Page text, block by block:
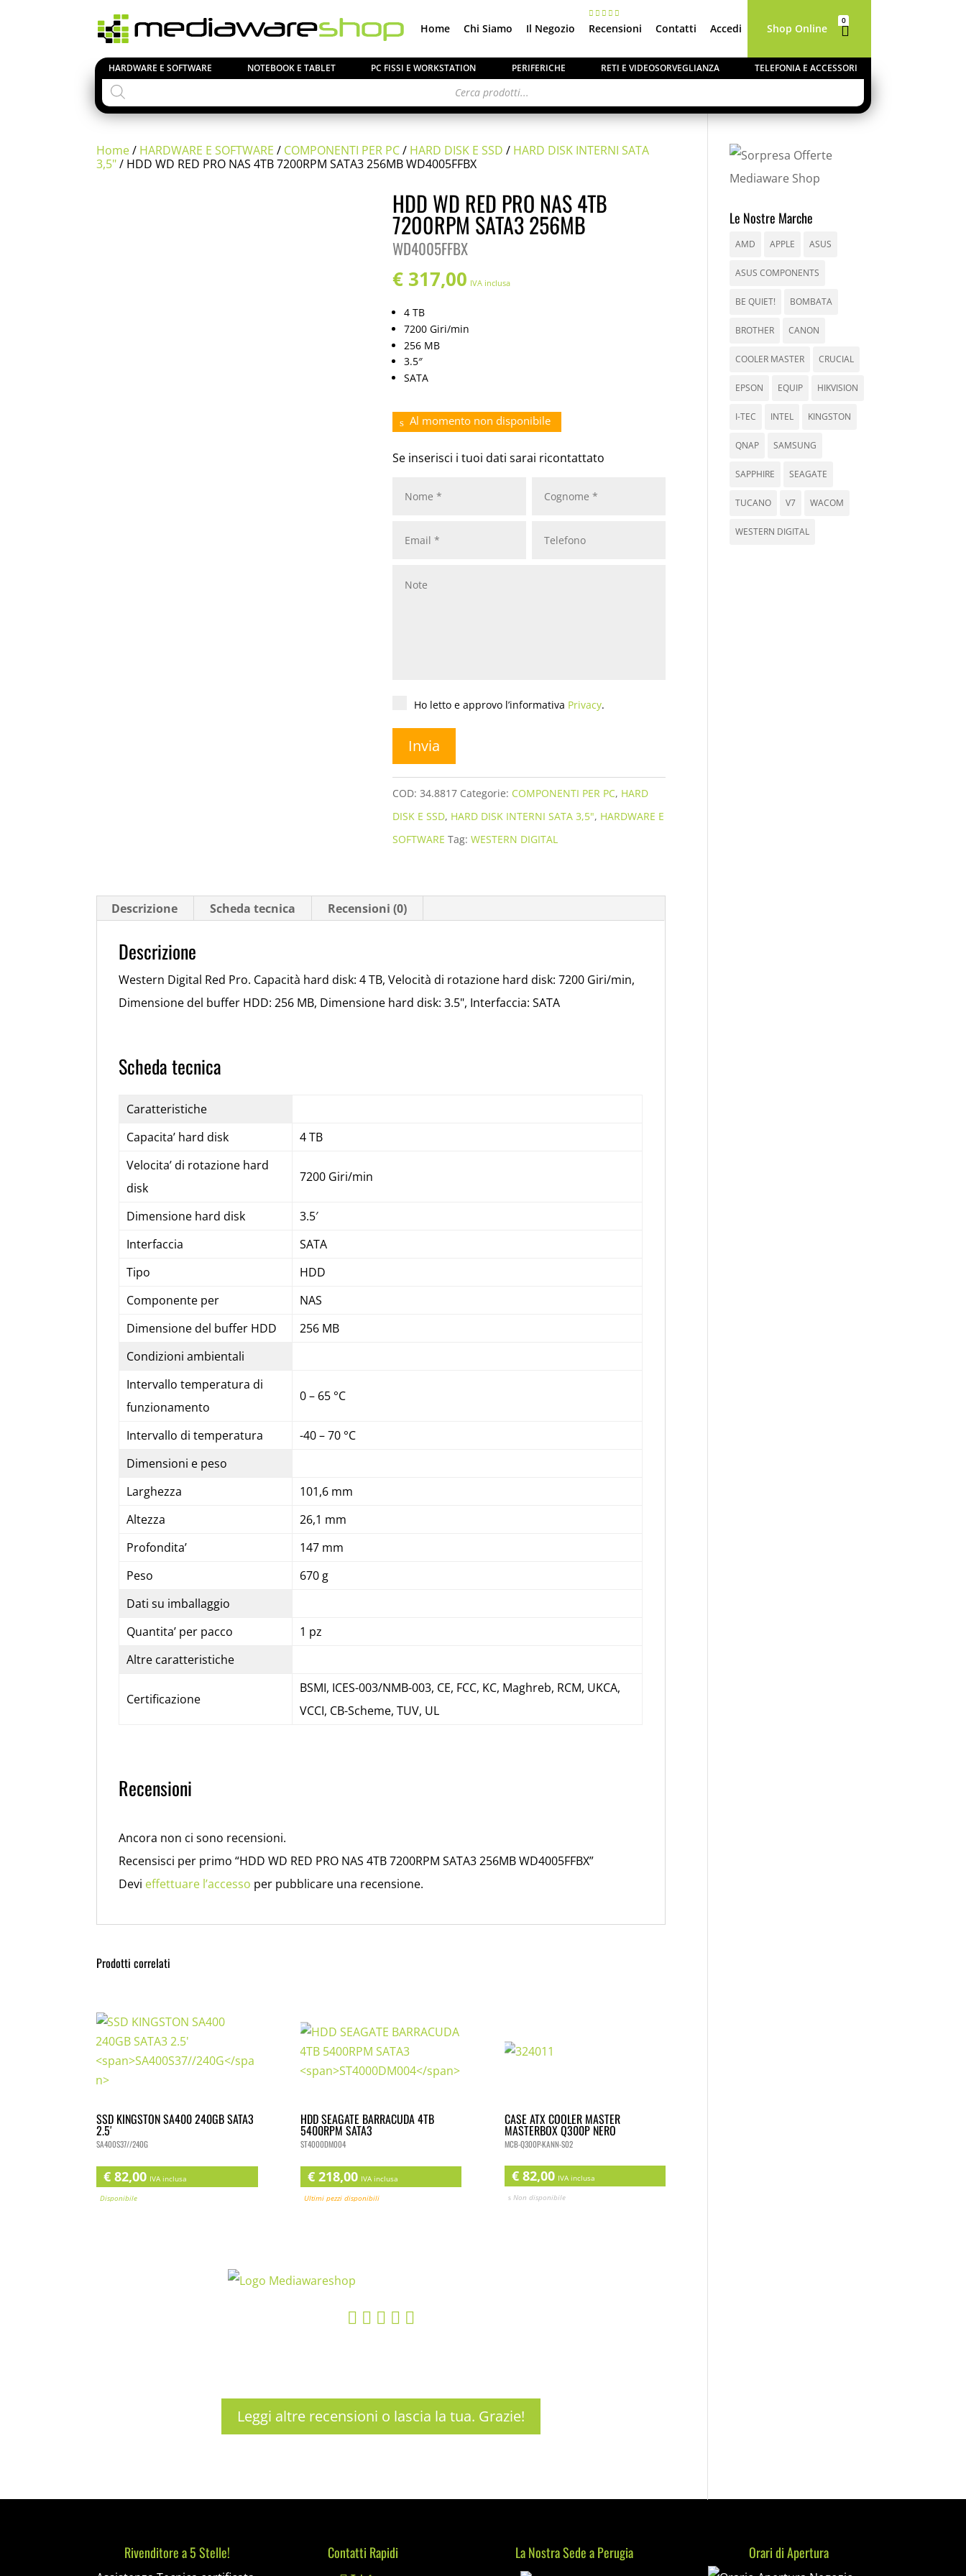
HARDWARE E SOFTWARE NOTEBOOK E TABLET PC FISSI E WORKSTATION PERIFERICHE RETI E VIDEOSORVEGLIANZA TELEFONIA E ACCESSORI
0
Products
search
Home Chi Siamo Il Negozio Recensioni Contatti Accedi Shop Online 
Home/ HARDWARE E SOFTWARE / COMPONENTI PER PC/ HARD DISK E SSD / HARD DISK INTERNI SATA
3,5"/ HDD WD RED PRO NAS 4TB 7200RPM SATA3 256MB WD4005FFBX
HDD WD RED PRO NAS 4TB
7200RPM SATA3 256MB
WD4005FFBX
€ 317,00 IVA inclusa
4 TB
7200 Giri/min
256 MB
3.5″
SATA
Al momento non disponibile
Se inserisci i tuoi dati sarai ricontattato
*
Ho letto e approvo l’informativa Privacy.
COD:34.8817 Categorie: COMPONENTI PER PC, HARD
DISK E SSD, HARD DISK INTERNI SATA 3,5", HARDWARE E
SOFTWARE Tag:WESTERN DIGITAL
Descrizione Scheda tecnica Recensioni (0)
Descrizione
Western Digital Red Pro. Capacità hard disk: 4 TB, Velocità di rotazione hard disk: 7200 Giri/min,
Dimensione del buffer HDD: 256 MB, Dimensione hard disk: 3.5", Interfaccia: SATA
Scheda tecnica
Caratteristiche
Capacita’ hard disk
4 TB
Velocita’ di rotazione hard
disk
7200 Giri/min
Dimensione hard disk
3.5′
Interfaccia
SATA
Tipo
HDD
Componente per
NAS
Dimensione del buffer HDD
256 MB
Condizioni ambientali
Intervallo temperatura di
funzionamento
0 – 65 °C
Intervallo di temperatura
-40 – 70 °C
Dimensioni e peso
Larghezza
101,6 mm
Altezza
26,1 mm
Profondita’
147 mm
Peso
670 g
Dati su imballaggio
Quantita’ per pacco
1 pz
Altre caratteristiche
Certificazione
BSMI, ICES-003/NMB-003, CE, FCC, KC, Maghreb, RCM, UKCA,
VCCI, CB-Scheme, TUV, UL
Recensioni
Ancora non ci sono recensioni.
Recensisci per primo “HDD WD RED PRO NAS 4TB 7200RPM SATA3 256MBWD4005FFBX”
Devi effettuare l’accesso per pubblicare una recensione.
Prodotti correlati
SSD KINGSTON SA400 240GB SATA3
2.5′
SA400S37//240G
€ 82,00 IVA inclusa
Disponibile
HDD SEAGATE BARRACUDA 4TB
5400RPM SATA3
ST4000DM004
€218,00 IVA inclusa
Ultimi pezzi disponibili
CASE ATX COOLER MASTER
MASTERBOX Q300P NERO
MCB-Q300P-KANN-S02
€82,00 IVA inclusa
Non disponibile
    
Leggi altre recensioni o lascia la tua. Grazie!
Le Nostre Marche
AMD APPLE ASUS
ASUS COMPONENTS
BE QUIET! BOMBATA
BROTHER CANON
COOLER MASTER CRUCIAL
EPSON EQUIP HIKVISION
I-TEC INTEL KINGSTON
QNAP SAMSUNG
SAPPHIRE SEAGATE
TUCANO V7 WACOM
WESTERN DIGITAL
Rivenditore a 5 Stelle! Contatti Rapidi La Nostra Sede a Perugia
Mediaware Orari di Apertura